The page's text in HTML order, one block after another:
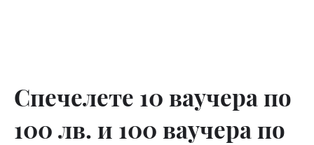
Спечелете 10 ваучера по
100 лв. и 100 ваучера по